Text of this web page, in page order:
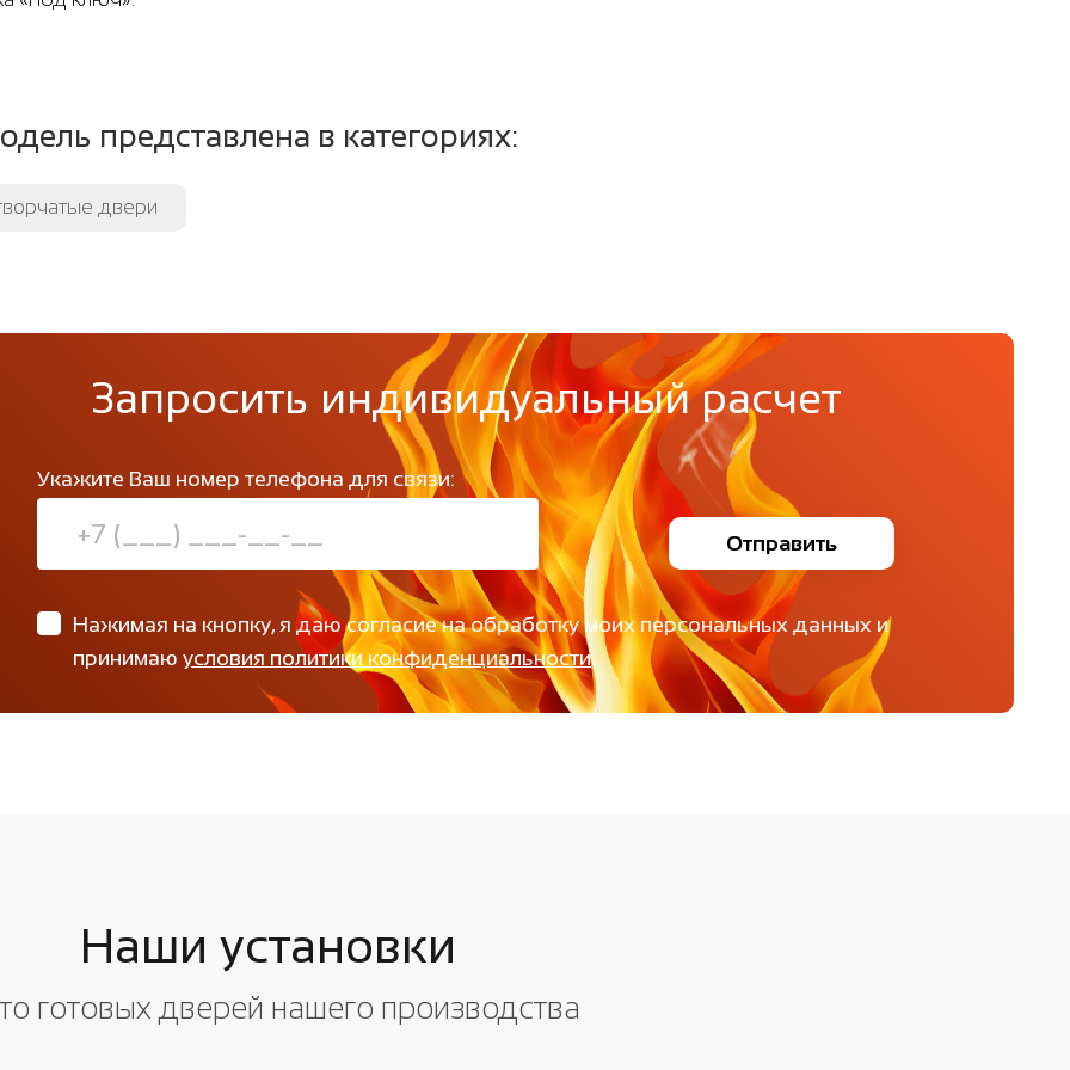
представлена в категориях:
двери
Запросить индивидуальный расчет
Укажите Ваш номер телефона для связи:
Отправить
Нажимая на кнопку, я даю согласие на обработку моих персональных данных и
принимаю условия политики конфиденциальности.
Наши установки
готовых дверей нашего производства